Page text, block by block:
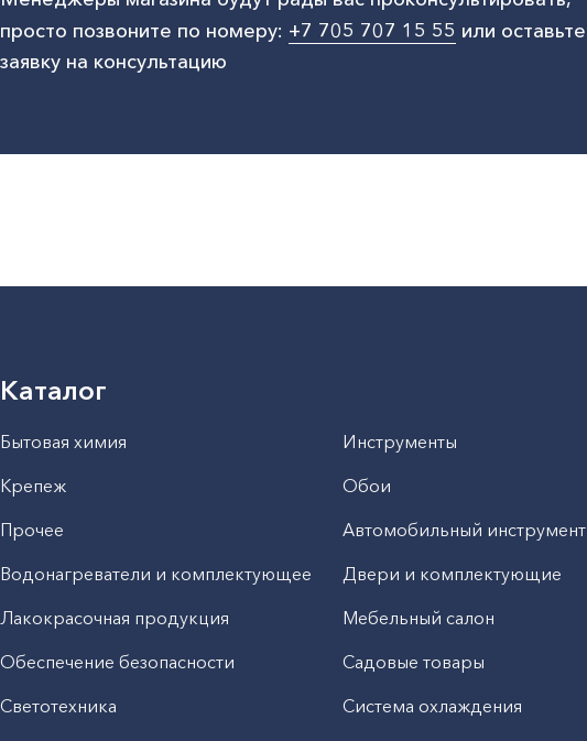
просто позвоните по номеру: +7 705 707 15 55 или оставьте
заявку на консультацию
Каталог
Бытовая химия Инструменты
Крепеж
Обои
Прочее
Автомобильный инструмент
Водонагреватели и комплектующее
Двери и комплектующие
Лакокрасочная продукция
Мебельный салон
Обеспечение безопасности
Садовые товары
Светотехника
Система охлаждения